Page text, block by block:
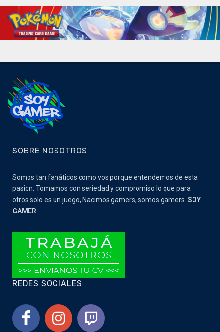
SOBRE NOSOTROS
Somos tan fanáticos como vos porque entendemos de esta
pasion. Tomamos con seriedad y compromiso lo que para
otros solo es un juego, Nacimos gamers, somos gamers. SOY
GAMER
REDES SOCIALES